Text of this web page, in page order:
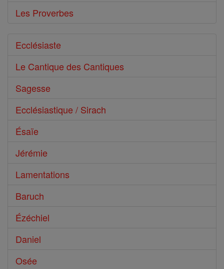
Les Proverbes
Ecclésiaste
Le Cantique des Cantiques
Sagesse
Ecclésiastique / Sirach
Ésaïe
Jérémie
Lamentations
Baruch
Ézéchiel
Daniel
Osée